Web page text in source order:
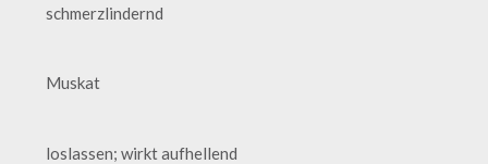
schmerzlindernd
Muskat
loslassen; wirkt aufhellend